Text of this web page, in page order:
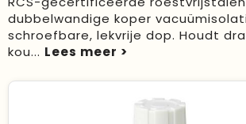
Duurzame keuzes
dubbelwandige koper
schroefbare, lekvrije dop. Houdt
kou...